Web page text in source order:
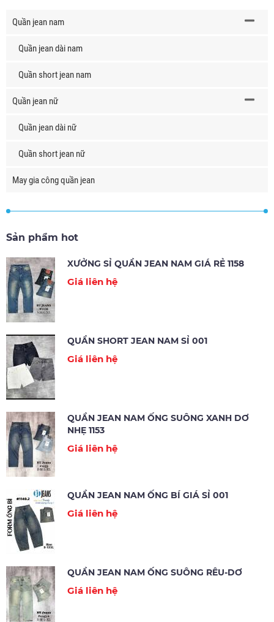
Quần jean nam
Quần jean dài nam
Quần short jean nam
Quần jean nữ
Quần jean dài nữ
Quần short jean nữ
May gia công quần jean
Sản phẩm hot
XƯỞNG SỈ QUẦN JEAN NAM GIÁ RẺ 1158
Giá liên hệ
QUẦN SHORT JEAN NAM SỈ 001
Giá liên hệ
QUẦN JEAN NAM ỐNG SUÔNG XANH DƠ
NHẸ 1153
Giá liên hệ
QUẦN JEAN NAM ỐNG BÍ GIÁ SỈ 001
Giá liên hệ
QUẦN JEAN NAM ỐNG SUÔNG RÊU-DƠ
Giá liên hệ